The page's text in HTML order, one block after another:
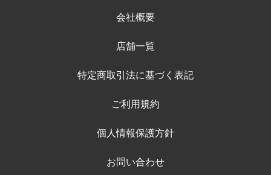
会社概要
店舗一覧
特定商取引法に基づく表記
ご利用規約
個人情報保護方針
お問い合わせ